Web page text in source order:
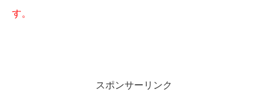
す。
スポンサーリンク